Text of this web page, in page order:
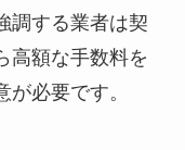
調する業者は契
高額な手数料を
必要です。